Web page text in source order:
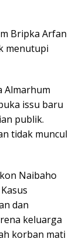
Bripka Arfan
menutupi
Almarhum
issu baru
publik.
tidak muncul
Naibaho
dan
keluarga
korban mati